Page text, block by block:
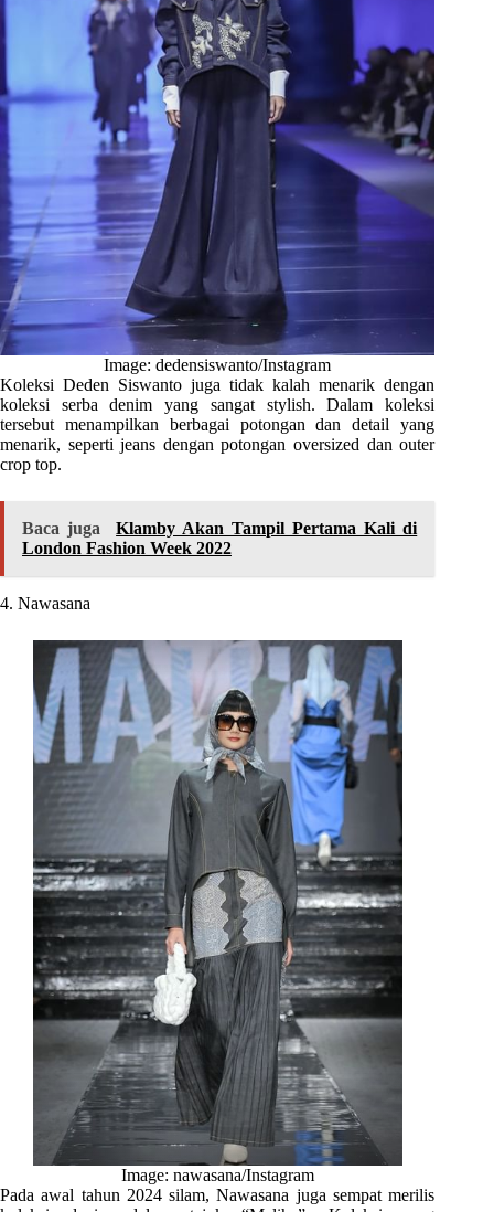
Image: dedensiswanto/Instagram
Koleksi Deden Siswanto juga tidak kalah menarik dengan
koleksi serba denim yang sangat stylish. Dalam koleksi
tersebut menampilkan berbagai potongan dan detail yang
menarik, seperti jeans dengan potongan oversized dan outer
crop top.
Baca juga
Klamby Akan Tampil Pertama Kali di
London Fashion Week 2022
4. Nawasana
Image: nawasana/Instagram
Pada awal tahun 2024 silam, Nawasana juga sempat merilis